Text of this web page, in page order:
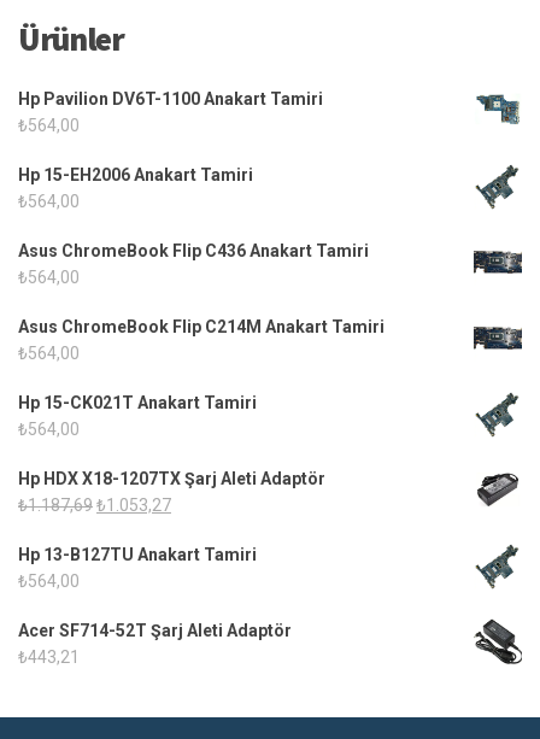
Ürünler
Hp Pavilion DV6T-1100 Anakart Tamiri
₺564,00
Hp 15-EH2006 Anakart Tamiri
₺564,00
Asus ChromeBook Flip C436 Anakart Tamiri
₺564,00
Asus ChromeBook Flip C214M Anakart Tamiri
₺564,00
Hp 15-CK021T Anakart Tamiri
₺564,00
Hp HDX X18-1207TX Şarj Aleti Adaptör
₺1.187,69Orijinal
₺1.187,69.
₺1.053,27Şu
fiyat:
Hp 13-B127TU Anakart Tamiri
₺564,00
Acer SF714-52T Şarj Aleti Adaptör
₺443,21